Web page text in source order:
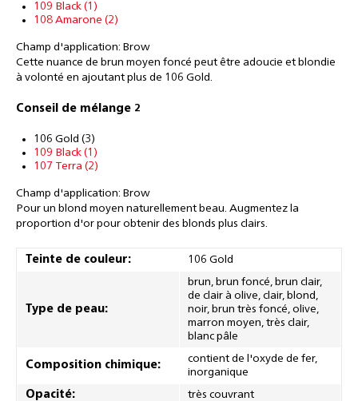
109 Black (1)
108 Amarone (2)
Champ d'application: Brow
Cette nuance de brun moyen foncé peut être adoucie et blondie
à volonté en ajoutant plus de 106 Gold.
Conseil de mélange 2
106 Gold (3)
109 Black (1)
107 Terra (2)
Champ d'application: Brow
Pour un blond moyen naturellement beau. Augmentez la
proportion d'or pour obtenir des blonds plus clairs.
Teinte de couleur: 106 Gold
Type de peau:
brun, brun foncé, brun clair,
de clair à olive, clair, blond,
noir, brun très foncé, olive,
marron moyen, très clair,
blanc pâle
Composition chimique:
contient de l'oxyde de fer,
inorganique
Opacité:
très couvrant